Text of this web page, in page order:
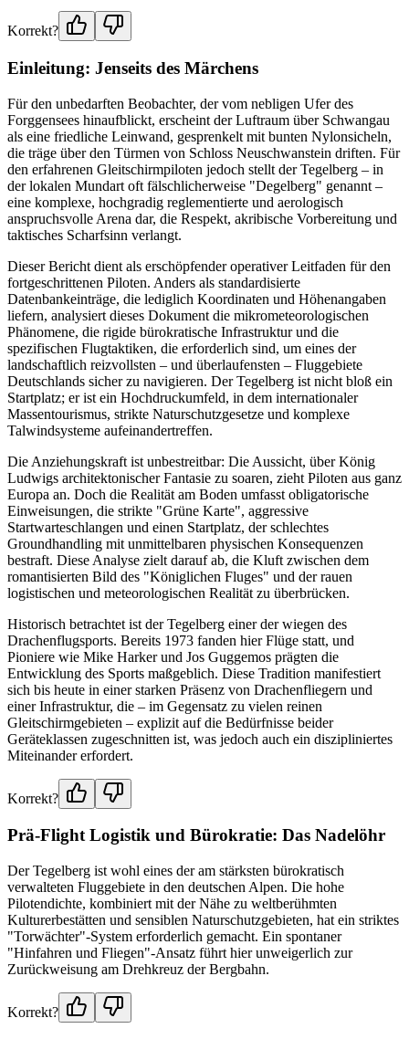
Korrekt?
Einleitung: Jenseits des Märchens
Für den unbedarften Beobachter, der vom nebligen Ufer des
Forggensees hinaufblickt, erscheint der Luftraum über Schwangau
als eine friedliche Leinwand, gesprenkelt mit bunten Nylonsicheln,
die träge über den Türmen von Schloss Neuschwanstein driften. Für
den erfahrenen Gleitschirmpiloten jedoch stellt der Tegelberg – in
der lokalen Mundart oft fälschlicherweise "Degelberg" genannt –
eine komplexe, hochgradig reglementierte und aerologisch
anspruchsvolle Arena dar, die Respekt, akribische Vorbereitung und
taktisches Scharfsinn verlangt.
Dieser Bericht dient als erschöpfender operativer Leitfaden für den
fortgeschrittenen Piloten. Anders als standardisierte
Datenbankeinträge, die lediglich Koordinaten und Höhenangaben
liefern, analysiert dieses Dokument die mikrometeorologischen
Phänomene, die rigide bürokratische Infrastruktur und die
spezifischen Flugtaktiken, die erforderlich sind, um eines der
landschaftlich reizvollsten – und überlaufensten – Fluggebiete
Deutschlands sicher zu navigieren. Der Tegelberg ist nicht bloß ein
Startplatz; er ist ein Hochdruckumfeld, in dem internationaler
Massentourismus, strikte Naturschutzgesetze und komplexe
Talwindsysteme aufeinandertreffen.
Die Anziehungskraft ist unbestreitbar: Die Aussicht, über König
Ludwigs architektonischer Fantasie zu soaren, zieht Piloten aus ganz
Europa an. Doch die Realität am Boden umfasst obligatorische
Einweisungen, die strikte "Grüne Karte", aggressive
Startwarteschlangen und einen Startplatz, der schlechtes
Groundhandling mit unmittelbaren physischen Konsequenzen
bestraft. Diese Analyse zielt darauf ab, die Kluft zwischen dem
romantisierten Bild des "Königlichen Fluges" und der rauen
logistischen und meteorologischen Realität zu überbrücken.
Historisch betrachtet ist der Tegelberg einer der wiegen des
Drachenflugsports. Bereits 1973 fanden hier Flüge statt, und
Pioniere wie Mike Harker und Jos Guggemos prägten die
Entwicklung des Sports maßgeblich. Diese Tradition manifestiert
sich bis heute in einer starken Präsenz von Drachenfliegern und
einer Infrastruktur, die – im Gegensatz zu vielen reinen
Gleitschirmgebieten – explizit auf die Bedürfnisse beider
Geräteklassen zugeschnitten ist, was jedoch auch ein diszipliniertes
Miteinander erfordert.
Korrekt?
Prä-Flight Logistik und Bürokratie: Das Nadelöhr
Der Tegelberg ist wohl eines der am stärksten bürokratisch
verwalteten Fluggebiete in den deutschen Alpen. Die hohe
Pilotendichte, kombiniert mit der Nähe zu weltberühmten
Kulturerbestätten und sensiblen Naturschutzgebieten, hat ein striktes
"Torwächter"-System erforderlich gemacht. Ein spontaner
"Hinfahren und Fliegen"-Ansatz führt hier unweigerlich zur
Zurückweisung am Drehkreuz der Bergbahn.
Korrekt?